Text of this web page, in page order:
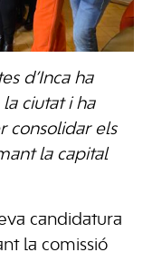
d’Inca ha
ciutat i ha
consolidar els
la capital
candidatura
la comissió